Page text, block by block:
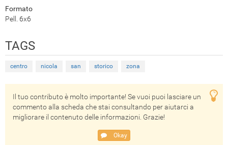
Formato
Pell. 6x6
TAGS
centro nicola san storico zona
Il tuo contributo è molto importante! Se vuoi puoi lasciare un
commento alla scheda che stai consultando per aiutarci a
migliorare il contenuto delle informazioni. Grazie!
Okay